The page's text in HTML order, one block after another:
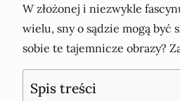
W złożonej i niezwykle
wielu, sny o sądzie mogą
sobie te tajemnicze obrazy?
Spis treści